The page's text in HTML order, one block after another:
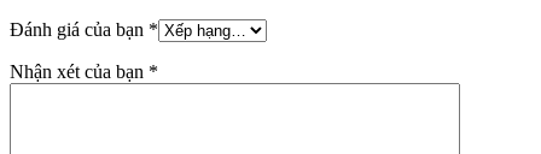
Đánh giá của bạn *
Nhận xét của bạn *